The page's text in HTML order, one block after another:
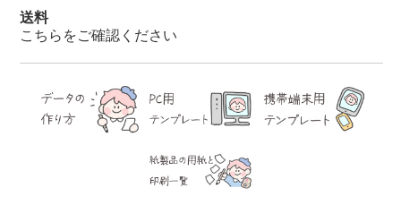
送料
こちらをご確認ください